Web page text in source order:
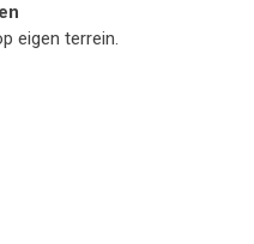
eigen terrein.